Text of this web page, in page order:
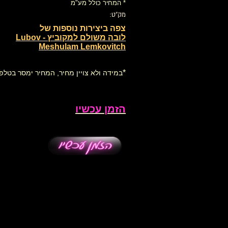
* המחיר כולל מע"מ
מק"ט:
צפה ביצירות נוספות של
לובה משולם למקוביץ - Lubov
Meshulam Lemkovitch‎‏
*במידה ולא צויין מחיר, המחיר ימסר
הזמן עכשיו